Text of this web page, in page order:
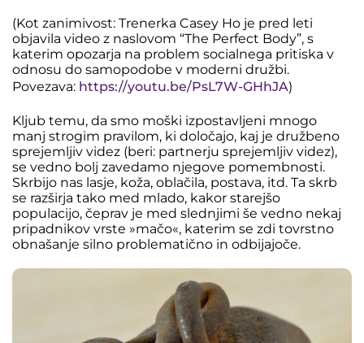
(Kot zanimivost: Trenerka Casey Ho je pred leti
objavila video z naslovom “The Perfect Body”, s
katerim opozarja na problem socialnega pritiska v
odnosu do samopodobe v moderni družbi.
Povezava: https://youtu.be/PsL7W-GHhJA)
Kljub temu, da smo moški izpostavljeni mnogo
manj strogim pravilom, ki določajo, kaj je družbeno
sprejemljiv videz (beri: partnerju sprejemljiv videz),
se vedno bolj zavedamo njegove pomembnosti.
Skrbijo nas lasje, koža, oblačila, postava, itd. Ta skrb
se razširja tako med mlado, kakor starejšo
populacijo, čeprav je med slednjimi še vedno nekaj
pripadnikov vrste »mačo«, katerim se zdi tovrstno
obnašanje silno problematično in odbijajoče.